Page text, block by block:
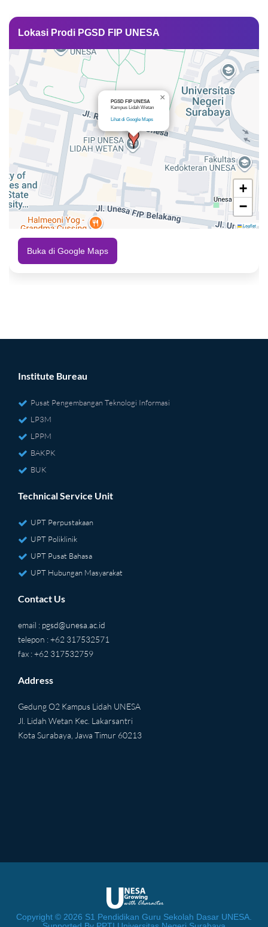
Lokasi Prodi PGSD FIP UNESA
PGSD FIP UNESA
Kampus Lidah Wetan
Lihat di Google Maps
×
+
−
Leaflet
Buka di Google Maps
Institute Bureau
Pusat Pengembangan Teknologi Informasi
LP3M
LPPM
BAKPK
BUK
Technical Service Unit
UPT Perpustakaan
UPT Poliklinik
UPT Pusat Bahasa
UPT Hubungan Masyarakat
Contact Us
email : pgsd@unesa.ac.id
telepon : +62 317532571
fax : +62 317532759
Address
Gedung O2 Kampus Lidah UNESA
Jl. Lidah Wetan Kec. Lakarsantri
Kota Surabaya, Jawa Timur 60213
Copyright © 2026 S1 Pendidikan Guru Sekolah Dasar UNESA.